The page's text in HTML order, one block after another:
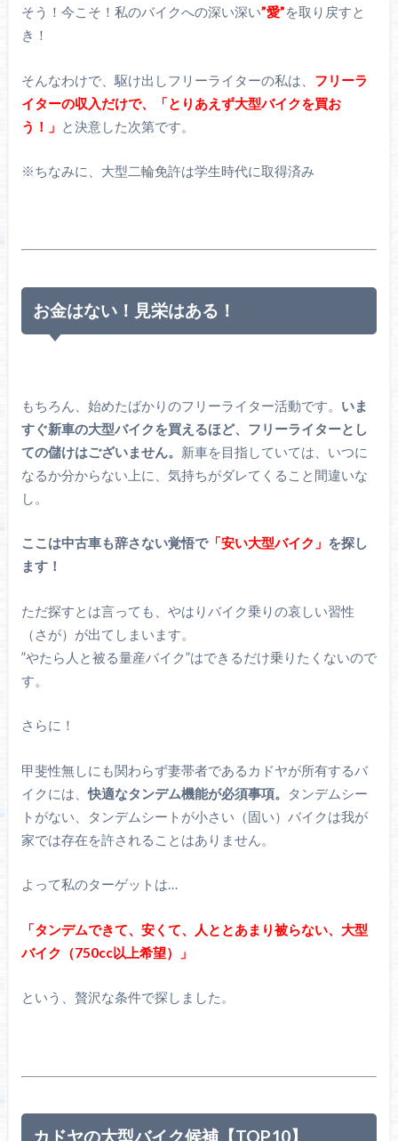
そう！今こそ！私のバイクへの深い深い”愛”を取り戻すと
き！
そんなわけで、駆け出しフリーライターの私は、 フリーラ
イターの収入だけで、「とりあえず大型バイクを買お
う！」 と決意した次第です。
※ちなみに、大型二輪免許は学生時代に取得済み
お金はない！見栄はある！
もちろん、始めたばかりのフリーライター活動です。 いま
すぐ新車の大型バイクを買えるほど、フリーライターとし
ての儲けはございません。 新車を目指していては、いつに
なるか分からない上に、気持ちがダレてくること間違いな
し。
ここは中古車も辞さない覚悟で「安い大型バイク」 を探し
ます！
ただ探すとは言っても、やはりバイク乗りの哀しい習性
（さが）が出てしまいます。
”やたら人と被る量産バイク”はできるだけ乗りたくないので
す。
さらに！
甲斐性無しにも関わらず妻帯者であるカドヤが所有するバ
イクには、快適なタンデム機能が必須事項。
タンデムシー
トがない、タンデムシートが小さい（固い）バイクは我が
家では存在を許されることはありません。
よって私のターゲットは…
「タンデムできて、安くて、人ととあまり被らない、大型
バイク（750cc以上希望）」
という、贅沢な条件で探しました。
カドヤの大型バイク候補【TOP10】